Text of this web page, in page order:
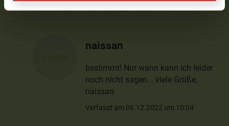
Verfasst am 06.12.2022 um 09:51
naissan
bestimmt! Nur wann kann ich leider
noch nicht sagen... viele Grüße,
naissan
Verfasst am 06.12.2022 um 10:04